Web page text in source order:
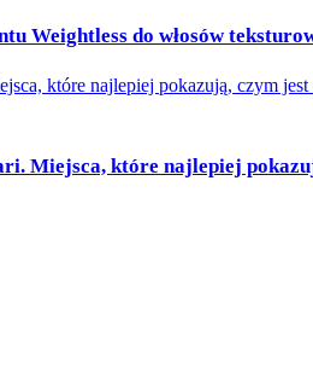
Weightless do włosów
Miejsca, które najlepiej